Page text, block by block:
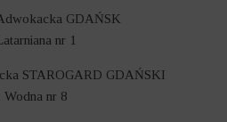
GDAŃSK
nr 1
STAROGARD GDAŃSKI
Wodna nr 8